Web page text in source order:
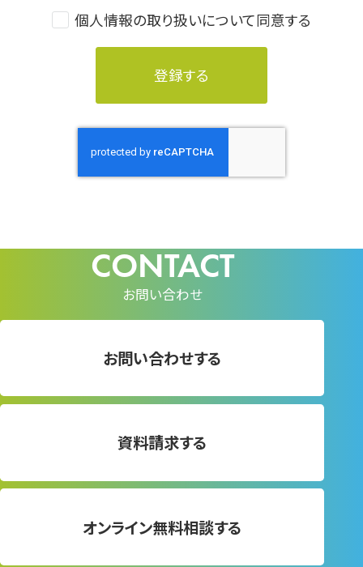
個人情報の取り扱いについて同意する
お問い合わせ
お問い合わせする
資料請求する
オンライン無料相談する